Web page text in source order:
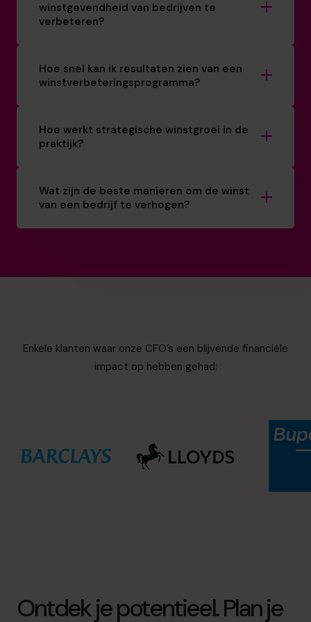
winstgevendheid van bedrijven te
verbeteren?
Hoe snel kan ik resultaten zien van een
winstverbeteringsprogramma?
Hoe werkt strategische winstgroei in de
praktijk?
Wat zijn de beste manieren om de winst
van een bedrijf te verhogen?
Enkele klanten waar onze CFO’s een blijvende financiële
impact op hebben gehad:
Ontdek je potentieel. Plan je